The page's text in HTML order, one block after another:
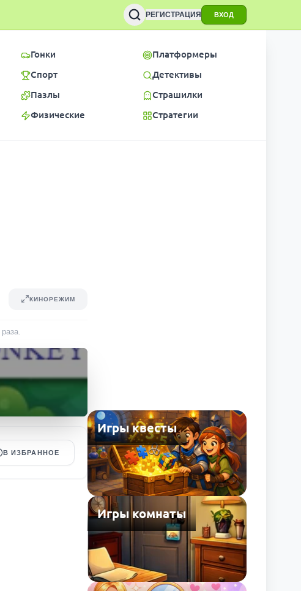
РЕГИСТРАЦИЯ ВХОД
Гонки
Спорт
Пазлы
Физические
Платформеры
Детективы
Страшилки
Стратегии
КИНОРЕЖИМ
раза.
В ИЗБРАННОЕ
Игры квесты
Игры комнаты